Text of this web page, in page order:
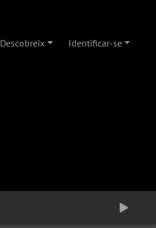
Descobreix Identificar-se